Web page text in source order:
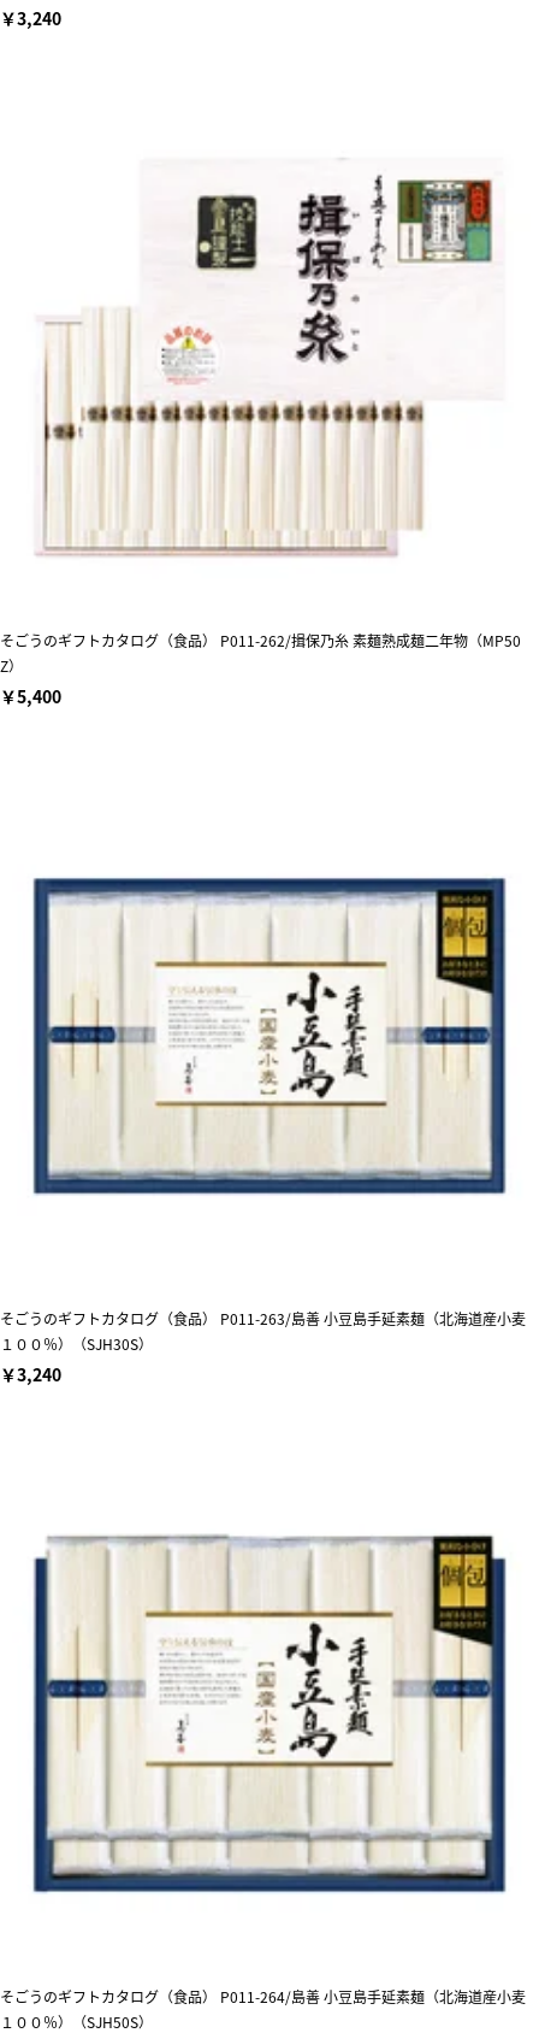
￥3,240
そごうのギフトカタログ（食品） P011-262/揖保乃糸 素麺熟成麺二年物（MP50
Z）
￥5,400
そごうのギフトカタログ（食品） P011-263/島善 小豆島手延素麺（北海道産小麦
１００％）（SJH30S）
￥3,240
そごうのギフトカタログ（食品） P011-264/島善 小豆島手延素麺（北海道産小麦
１００％）（SJH50S）